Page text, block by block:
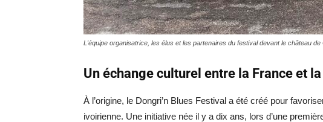
L'équipe organisatrice, les élus et les partenaires du festival devant le château
Un échange culturel entre la France et la
À l’origine, le Dongri’n Blues Festival a été créé pour
ivoirienne. Une initiative née il y a dix ans, lors d’une